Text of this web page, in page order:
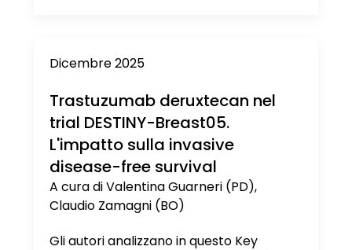
Dicembre 2025
Trastuzumab deruxtecan nel
trial DESTINY-Breast05.
L'impatto sulla invasive
disease-free survival
A cura di Valentina Guarneri (PD),
Claudio Zamagni (BO)
Gli autori analizzano in questo Key